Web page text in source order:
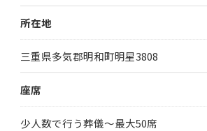
所在地
三重県多気郡明和町明星3808
座席
少人数で行う葬儀～最大50席